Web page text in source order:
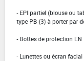
- EPI partiel (blouse ou
type PB (3) à porter par
- Bottes de protection EN
- Lunettes ou écran